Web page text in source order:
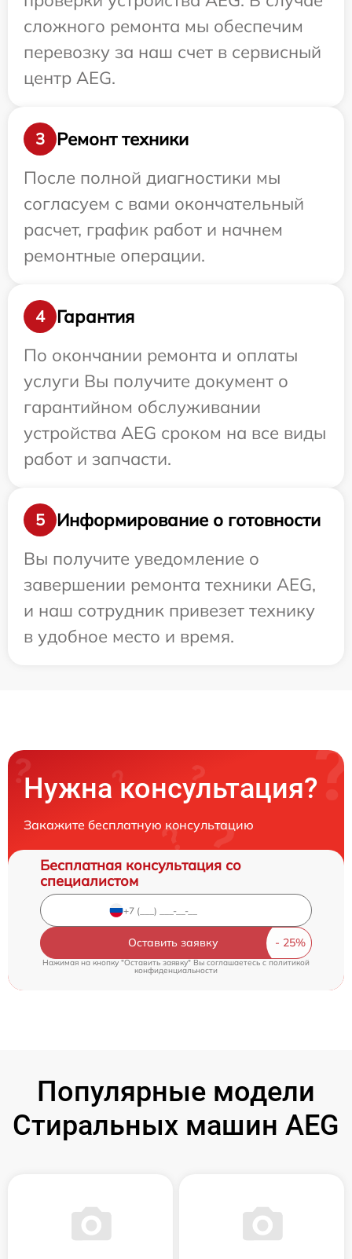
сложного ремонта мы обеспечим
перевозку за наш счет в сервисный
центр AEG.
3
Ремонт техники
После полной диагностики мы
согласуем с вами окончательный
расчет, график работ и начнем
ремонтные операции.
4
Гарантия
По окончании ремонта и оплаты
услуги Вы получите документ о
гарантийном обслуживании
устройства AEG сроком на все виды
работ и запчасти.
5
Информирование о готовности
Вы получите уведомление о
завершении ремонта техники AEG,
и наш сотрудник привезет технику
в удобное место и время.
Нужна консультация?
Закажите бесплатную консультацию
Бесплатная консультация со
специалистом
Оставить заявку
Нажимая на кнопку "Оставить заявку" Вы соглашаетесь c политикой
конфиденциальности
Популярные модели
Стиральных машин AEG